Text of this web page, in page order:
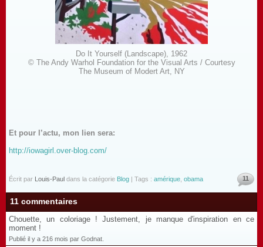
Do It Yourself (Landscape), 1962
© The Andy Warhol Foundation for the Visual Arts / Courtesy
The Museum of Modert Art, NY
Et pour l’actu, mon lien sera:
http://iowagirl.over-blog.com/
Écrit par Louis-Paul dans la catégorie Blog | Tags : amérique obama 11
11 commentaires
Chouette, un coloriage ! Justement, je manque d'inspiration en ce
moment !
Publié il y a 216 mois par Godnat.